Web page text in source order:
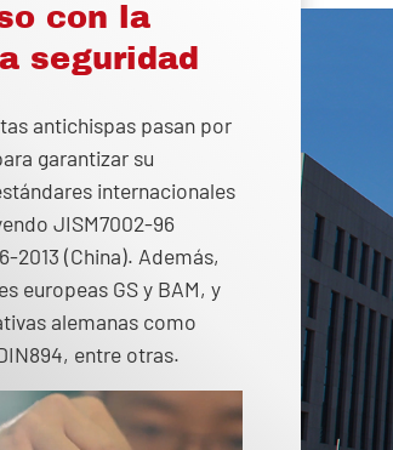
con la
seguridad
antichispas pasan por
garantizar su
internacionales
JISM7002-96
2013 (China). Además,
europeas GS y BAM, y
alemanas como
entre otras.